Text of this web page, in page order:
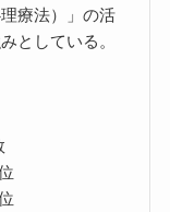
療法）」の活
としている。